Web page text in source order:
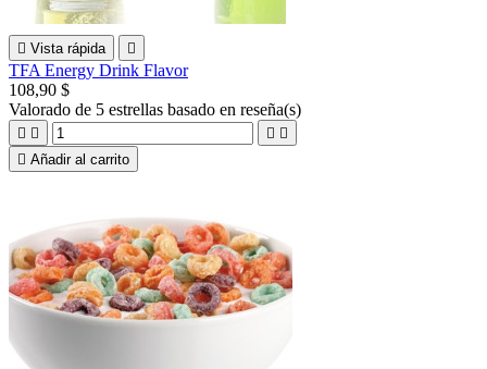
 Vista rápida 
TFA Energy Drink Flavor
108,90 $
Valorado de 5 estrellas basado en reseña(s)
   
 Añadir al carrito